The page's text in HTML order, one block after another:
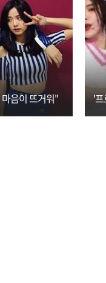
음이 뜨거워" '프